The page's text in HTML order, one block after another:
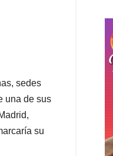
sedes
una de sus
su